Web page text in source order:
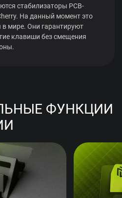
стабилизаторы PCB-
На данный момент это
мире. Они гарантируют
клавиши без смещения
ФУНКЦИИ